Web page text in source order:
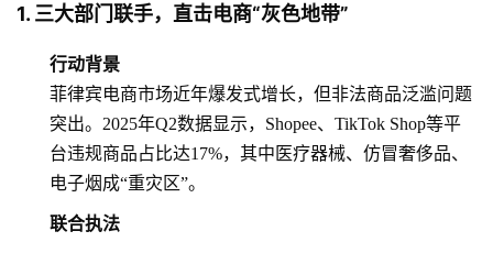
1. 三大部门联手，直击电商“灰色地带”
行动背景
菲律宾电商市场近年爆发式增长，但非法商品泛滥问题
突出。2025年Q2数据显示，Shopee、TikTok Shop等平
台违规商品占比达17%，其中医疗器械、仿冒奢侈品、
电子烟成“重灾区”。
联合执法